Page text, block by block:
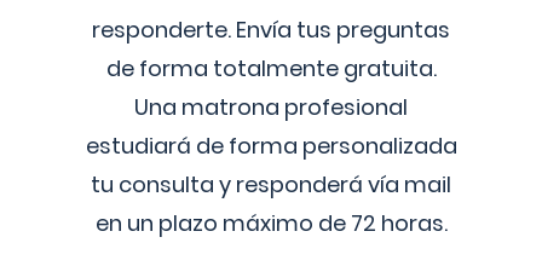
responderte. Envía tus preguntas
de forma totalmente gratuita.
Una matrona profesional
estudiará de forma personalizada
tu consulta y responderá vía mail
en un plazo máximo de 72 horas.